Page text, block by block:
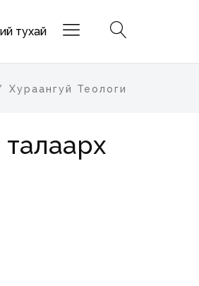
тухай
Хураангуй Теологи